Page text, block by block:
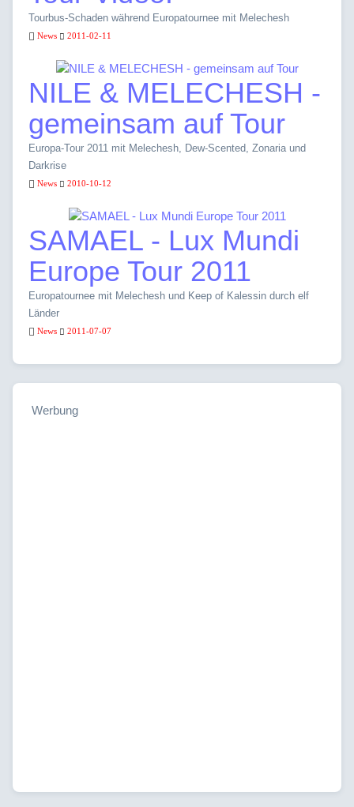
Tourbus-Schaden während Europatournee mit Melechesh
News 2011-02-11
NILE & MELECHESH -
gemeinsam auf Tour
Europa-Tour 2011 mit Melechesh, Dew-Scented, Zonaria und
Darkrise
News 2010-10-12
SAMAEL - Lux Mundi
Europe Tour 2011
Europatournee mit Melechesh und Keep of Kalessin durch elf
Länder
News 2011-07-07
Werbung